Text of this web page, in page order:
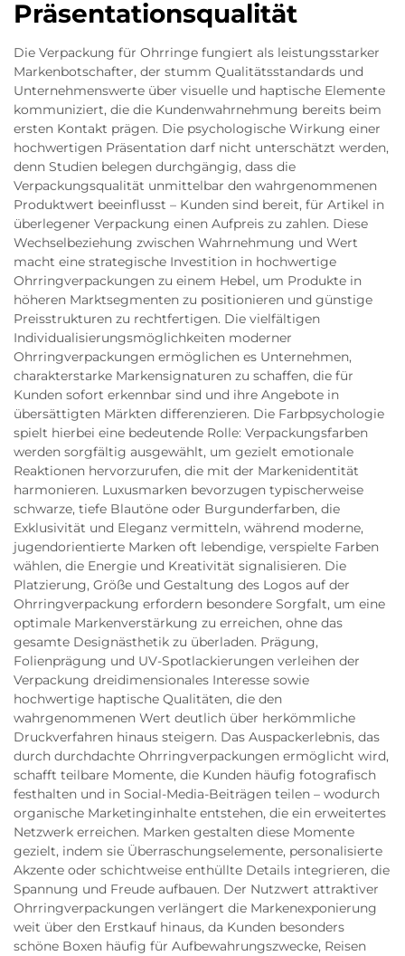
Präsentationsqualität
Die Verpackung für Ohrringe fungiert als leistungsstarker
Markenbotschafter, der stumm Qualitätsstandards und
Unternehmenswerte über visuelle und haptische Elemente
kommuniziert, die die Kundenwahrnehmung bereits beim
ersten Kontakt prägen. Die psychologische Wirkung einer
hochwertigen Präsentation darf nicht unterschätzt werden,
denn Studien belegen durchgängig, dass die
Verpackungsqualität unmittelbar den wahrgenommenen
Produktwert beeinflusst – Kunden sind bereit, für Artikel in
überlegener Verpackung einen Aufpreis zu zahlen. Diese
Wechselbeziehung zwischen Wahrnehmung und Wert
macht eine strategische Investition in hochwertige
Ohrringverpackungen zu einem Hebel, um Produkte in
höheren Marktsegmenten zu positionieren und günstige
Preisstrukturen zu rechtfertigen. Die vielfältigen
Individualisierungsmöglichkeiten moderner
Ohrringverpackungen ermöglichen es Unternehmen,
charakterstarke Markensignaturen zu schaffen, die für
Kunden sofort erkennbar sind und ihre Angebote in
übersättigten Märkten differenzieren. Die Farbpsychologie
spielt hierbei eine bedeutende Rolle: Verpackungsfarben
werden sorgfältig ausgewählt, um gezielt emotionale
Reaktionen hervorzurufen, die mit der Markenidentität
harmonieren. Luxusmarken bevorzugen typischerweise
schwarze, tiefe Blautöne oder Burgunderfarben, die
Exklusivität und Eleganz vermitteln, während moderne,
jugendorientierte Marken oft lebendige, verspielte Farben
wählen, die Energie und Kreativität signalisieren. Die
Platzierung, Größe und Gestaltung des Logos auf der
Ohrringverpackung erfordern besondere Sorgfalt, um eine
optimale Markenverstärkung zu erreichen, ohne das
gesamte Designästhetik zu überladen. Prägung,
Folienprägung und UV-Spotlackierungen verleihen der
Verpackung dreidimensionales Interesse sowie
hochwertige haptische Qualitäten, die den
wahrgenommenen Wert deutlich über herkömmliche
Druckverfahren hinaus steigern. Das Auspackerlebnis, das
durch durchdachte Ohrringverpackungen ermöglicht wird,
schafft teilbare Momente, die Kunden häufig fotografisch
festhalten und in Social-Media-Beiträgen teilen – wodurch
organische Marketinginhalte entstehen, die ein erweitertes
Netzwerk erreichen. Marken gestalten diese Momente
gezielt, indem sie Überraschungselemente, personalisierte
Akzente oder schichtweise enthüllte Details integrieren, die
Spannung und Freude aufbauen. Der Nutzwert attraktiver
Ohrringverpackungen verlängert die Markenexponierung
weit über den Erstkauf hinaus, da Kunden besonders
schöne Boxen häufig für Aufbewahrungszwecke, Reisen